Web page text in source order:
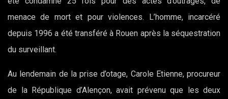
menace de mort et pour violences. L’homme, incarcéré
depuis 1996 a été transféré à Rouen après la séquestration
du surveillant.
Au lendemain de la prise d’otage, Carole Etienne, procureur
de la République d’Alençon, avait prévenu que les deux